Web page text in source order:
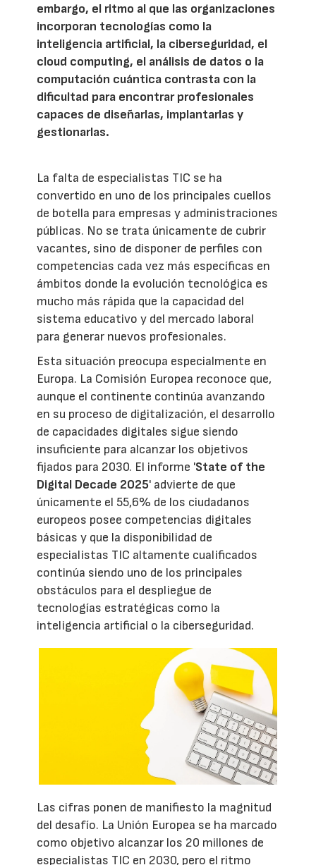
embargo, el ritmo al que las organizaciones
incorporan tecnologías como la
inteligencia artificial, la ciberseguridad, el
cloud computing, el análisis de datos o la
computación cuántica contrasta con la
dificultad para encontrar profesionales
capaces de diseñarlas, implantarlas y
gestionarlas.
La falta de especialistas TIC se ha
convertido en uno de los principales cuellos
de botella para empresas y administraciones
públicas. No se trata únicamente de cubrir
vacantes, sino de disponer de perfiles con
competencias cada vez más específicas en
ámbitos donde la evolución tecnológica es
mucho más rápida que la capacidad del
sistema educativo y del mercado laboral
para generar nuevos profesionales.
Esta situación preocupa especialmente en
Europa. La Comisión Europea reconoce que,
aunque el continente continúa avanzando
en su proceso de digitalización, el desarrollo
de capacidades digitales sigue siendo
insuficiente para alcanzar los objetivos
fijados para 2030. El informe 'State of the
Digital Decade 2025' advierte de que
únicamente el 55,6% de los ciudadanos
europeos posee competencias digitales
básicas y que la disponibilidad de
especialistas TIC altamente cualificados
continúa siendo uno de los principales
obstáculos para el despliegue de
tecnologías estratégicas como la
inteligencia artificial o la ciberseguridad.
Las cifras ponen de manifiesto la magnitud
del desafío. La Unión Europea se ha marcado
como objetivo alcanzar los 20 millones de
especialistas TIC en 2030, pero el ritmo